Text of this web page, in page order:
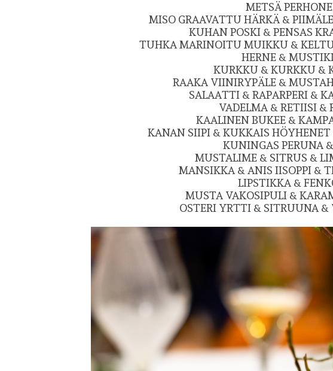
METSÄ
MISO GRAAVATTU HÄRKÄ &
KUHAN POSKI & PENSAS
TUHKA MARINOITU MUIKKU &
HERNE &
KURKKU & KURKKU &
RAAKA VIINIRYPÄLE &
SALAATTI & RAPARPERI &
VADELMA & RETIISI &
KAALINEN BUKEE &
KANAN SIIPI & KUKKAIS
KUNINGAS PERUNA
MUSTALIME & SITRUS &
MANSIKKA & ANIS IISOPPI &
LIPSTIKKA &
MUSTA VAKOSIPULI &
OSTERI YRTTI & SITRUUNA &